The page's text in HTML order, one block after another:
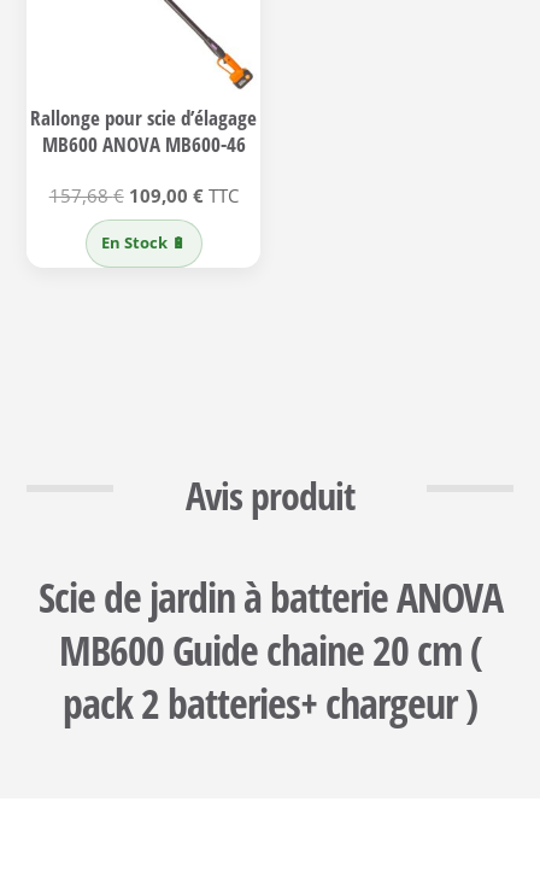
Rallonge pour scie d’élagage
MB600 ANOVA MB600-46
157,68€ Le
prix
109,00 €Le
actuel
TTC
En Stock 🔋
Avis produit
Scie de jardin à batterie ANOVA
MB600 Guide chaine 20 cm (
pack 2 batteries+ chargeur )